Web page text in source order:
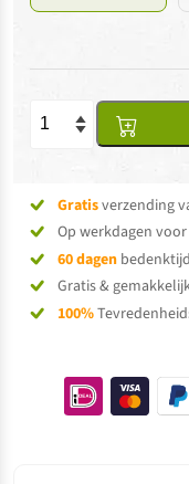
Gratisverzending
Op werkdagen voor
60 dagen
Gratis &
100%